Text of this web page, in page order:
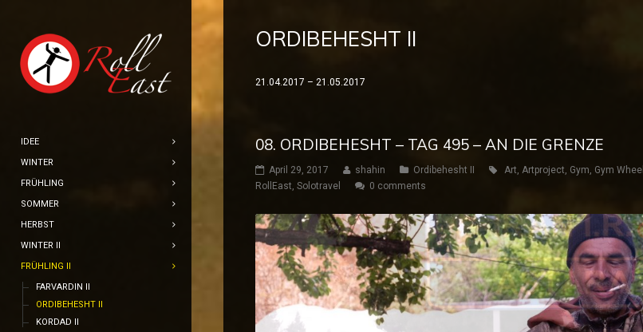
IDEE
WINTER
FRÜHLING
SOMMER
HERBST
WINTER II
FRÜHLING II
FARVARDIN II
ORDIBEHESHT II
KORDAD II
ORDIBEHESHT II
21.04.2017 – 21.05.2017
08. ORDIBEHESHT – TAG 495 – AN DIE GRENZE
April 29, 2017 shahin Ordibehesht II Art, Artproject, Gym, Gym Wheel
RollEast, Solotravel 0 comments